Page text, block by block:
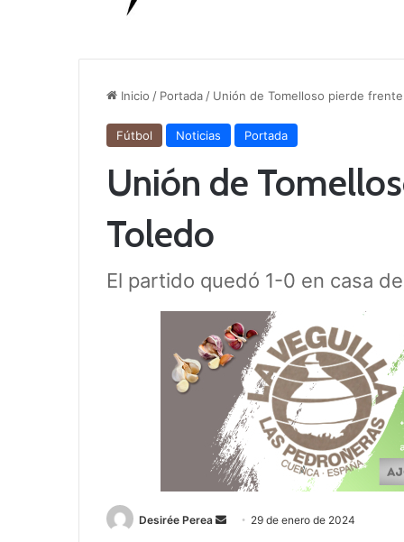
Inicio / Portada / Unión de Tomelloso pierde frente
Fútbol Noticias Portada
Unión de
Toledo
El partido quedó 1-0 en casa
Desirée Perea 29 de enero de 2024